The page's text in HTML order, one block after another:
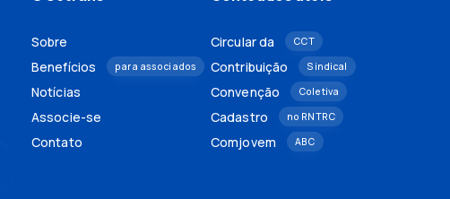
Sobre
Benefícios
para associados
Notícias
Associe-se
Contato
Circular da CCT
Contribuição Sindical
Convenção Coletiva
Cadastro no RNTRC
Comjovem ABC